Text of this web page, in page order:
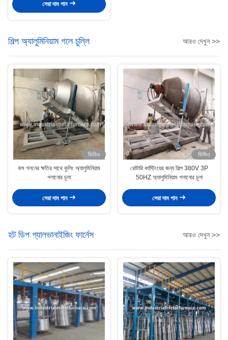
সেরা দাম পান
শিল্প অ্যালুমিনিয়াম গলে চুল্লি আরও দেখুন >>
ভিডিও
কম গলনের ক্ষতির সাথে কুলিং অ্যালুমিনিয়াম
গলানোর চুলা
সেরা দাম পান
ভিডিও
রোটারি কাস্টিংয়ের জন্য শিল্প 380V 3P
50HZ অ্যালুমিনিয়াম গলানোর চুলা
সেরা দাম পান
হট ডিপ গ্যালভানাইজিং ফার্নেস আরও দেখুন >>